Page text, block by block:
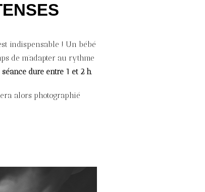
indispensable ! Un bébé
de m’adapter au rythme
séance dure entre 1 et 2 h.
alors photographié